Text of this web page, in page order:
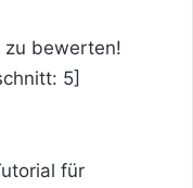
zu bewerten!
5]
für